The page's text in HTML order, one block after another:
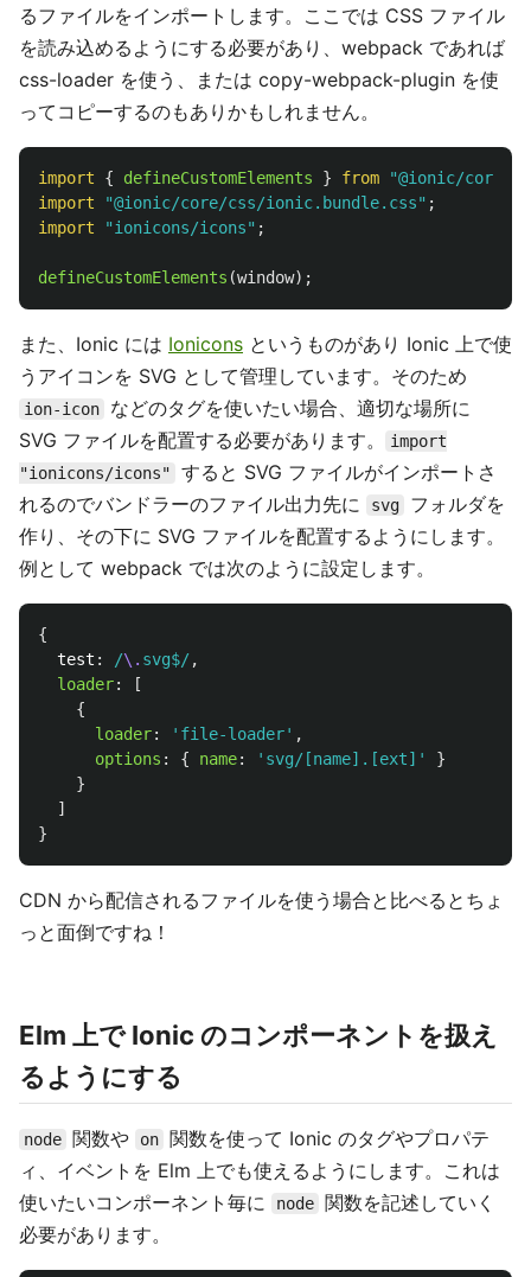
るファイルをインポートします。ここでは CSS ファイル
を読み込めるようにする必要があり、webpack であれば
css-loader を使う、または copy-webpack-plugin を使
ってコピーするのもありかもしれません。
import { defineCustomElements } from "@ionic/core/
import
"@ionic/core/css/ionic.bundle.css" ;
import
"ionicons/icons" ;
defineCustomElements (window);
また、Ionic には Ionicons というものがあり Ionic 上で使
うアイコンを SVG として管理しています。そのため
ion-icon
などのタグを使いたい場合、適切な場所に
SVG ファイルを配置する必要があります。
import
"ionicons/icons"
すると SVG ファイルがインポートさ
れるのでバンドラーのファイル出力先に
svg
フォルダを
作り、その下に SVG ファイルを配置するようにします。
例として webpack では次のように設定します。
{
test : /\. svg$/,
loader:
[
{
loader: ' file-loader' ,
options : { name: ' svg/[name].[ext] '
}
}
]
}
CDN から配信されるファイルを使う場合と比べるとちょ
っと面倒ですね！
Elm 上で Ionic のコンポーネントを扱え
るようにする
node 関数や on 関数を使って Ionic のタグやプロパテ
ィ、イベントを Elm 上でも使えるようにします。これは
使いたいコンポーネント毎に
node 関数を記述していく
必要があります。